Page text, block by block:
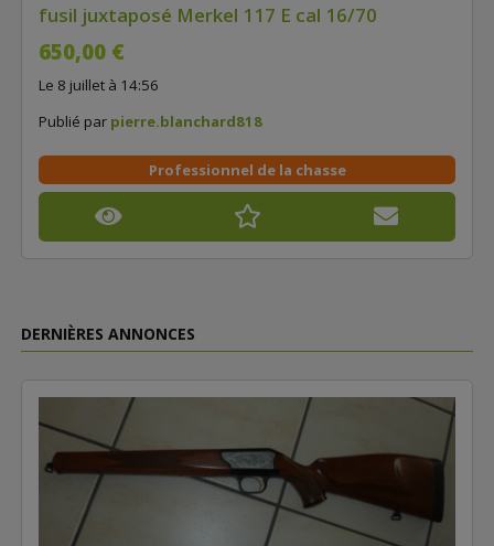
fusil juxtaposé Merkel 117 E cal 16/70
650,00 €
Le 8 juillet à 14:56
Publié par pierre.blanchard818
Professionnel de la chasse
DERNIÈRES ANNONCES